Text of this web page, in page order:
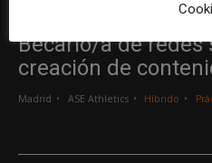
Becario/a de redes
creación de
Madrid ASE Athletics Híbrido